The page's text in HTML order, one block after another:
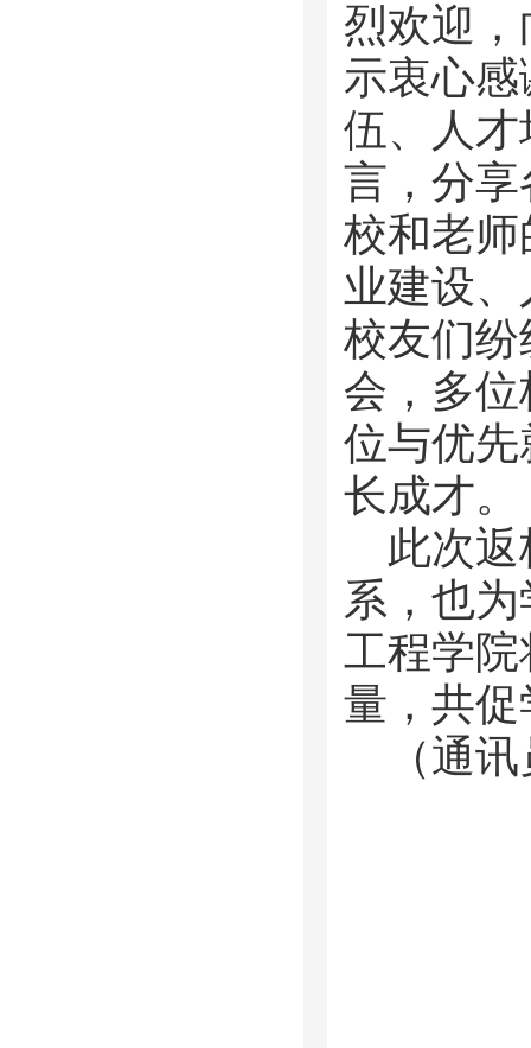
烈欢迎
示衷心
伍、人
言，分
校和老
业建设
校友们
会，多
位与优
长成才。
此次
系，也
工程学
量，共
（通